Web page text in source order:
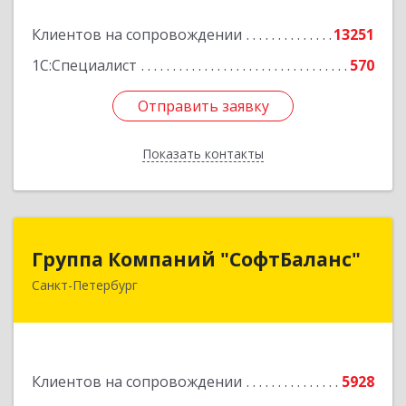
Клиентов на сопровождении
13251
1С:Специалист
570
Отправить заявку
Показать контакты
Отправить заявку
Назад
Группа Компаний "СофтБаланс"
Санкт-Петербург
Клиентов на сопровождении
5928
Группа Компаний "СофтБаланс"
195112, Санкт-Петербург г, Заневский пр-кт,